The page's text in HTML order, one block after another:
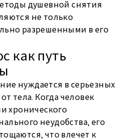
душевной снятия
не только
разрешенными в его
как путь
нуждается в серьезных
тела. Когда человек
хронического
неудобства, его
что влечет к